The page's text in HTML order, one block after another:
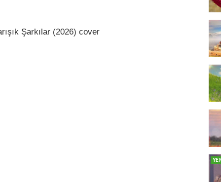
Şarkılar (2026) cover